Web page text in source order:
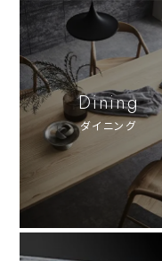
Dining
ダイニング